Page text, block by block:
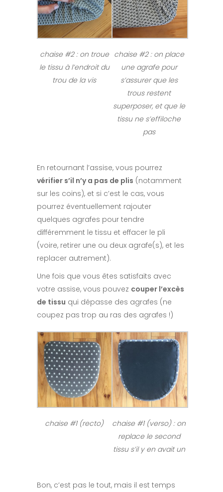
chaise #2 : on troue
le tissu à l’endroit du
trou de la vis
chaise #2 : on place
une agrafe pour
s’assurer que les
trous restent
superposer, et que le
tissu ne s’effiloche
pas
En retournant l’assise, vous pourrez
vérifier s’il n’y a pas de plis (notamment
sur les coins), et si c’est le cas, vous
pourrez éventuellement rajouter
quelques agrafes pour tendre
différemment le tissu et effacer le pli
(voire, retirer une ou deux agrafe(s), et les
replacer autrement).
Une fois que vous êtes satisfaits avec
votre assise, vous pouvez couper l’excès
de tissu qui dépasse des agrafes (ne
coupez pas trop au ras des agrafes !)
chaise #1 (recto)
chaise #1 (verso) : on
replace le second
tissu s’il y en avait un
Bon, c’est pas le tout, mais il est temps